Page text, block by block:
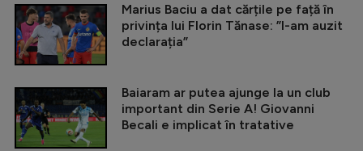
Marius Baciu a dat cărțile pe față în
privința lui Florin Tănase: ”I-am auzit
declarația”
Baiaram ar putea ajunge la un club
important din Serie A! Giovanni
Becali e implicat în tratative